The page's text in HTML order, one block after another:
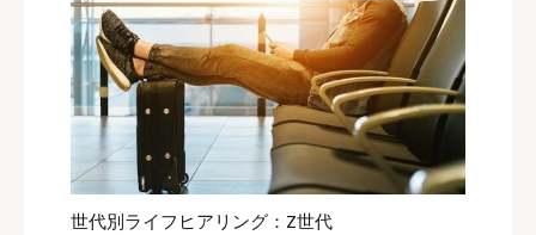
世代別ライフヒアリング：Z世代